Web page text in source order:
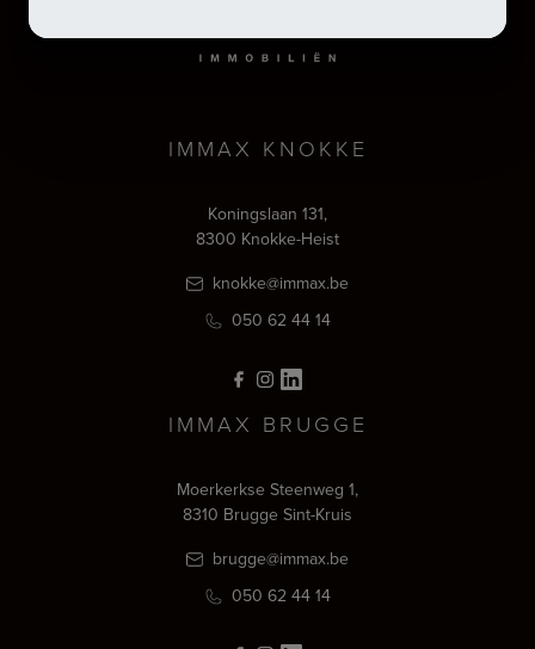
IMMAX KNOKKE
Koningslaan 131,
8300 Knokke-Heist
knokke@immax.be
050 62 44 14
IMMAX BRUGGE
Moerkerkse Steenweg 1,
8310 Brugge Sint-Kruis
brugge@immax.be
050 62 44 14